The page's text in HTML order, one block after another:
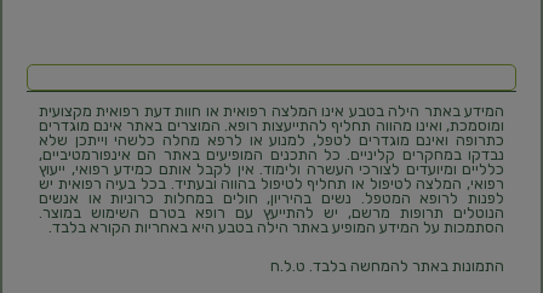
המידע באתר הילה בטבע אינו המלצה רפואית או חוות דעת רפואית מקצועית
ומוסמכת, ואינו מהווה תחליף להתייעצות רופא. המוצרים באתר אינם מוגדרים
כתרופה ואינם מוגדרים לטפל, למנוע או לרפא מחלה כלשהי וייתכן שלא
נבדקו במחקרים קליניים. כל התכנים המופיעים באתר הם אינפורמטיביים,
כלליים ומיועדים לצורכי העשרה ולימוד. אין לקבל אותם כמידע רפואי, ייעוץ
רפואי, המלצה לטיפול או תחליף לטיפול בהווה ובעתיד. בכל בעיה רפואית יש
לפנות לרופא המטפל. נשים בהיריון, חולים במחלות כרוניות או אנשים
הנוטלים תרופות מרשם, יש להתייעץ עם רופא בטרם השימוש במוצר.
הסתמכות על המידע המופיע באתר הילה בטבע היא באחריות הקורא בלבד.
התמונות באתר להמחשה בלבד. ט.ל.ח